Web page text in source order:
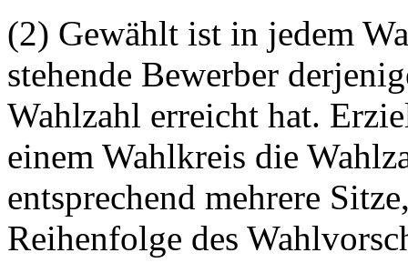
(2) Gewählt ist in jedem
stehende Bewerber
Wahlzahl erreicht hat.
einem Wahlkreis die
entsprechend mehrere
Reihenfolge des